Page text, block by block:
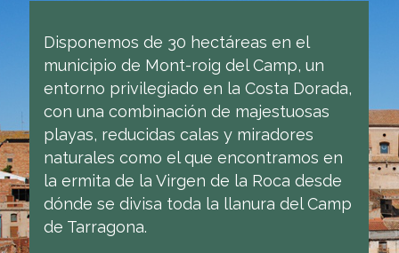
Disponemos de 30 hectáreas en el
municipio de Mont-roig del Camp, un
entorno privilegiado en la Costa Dorada,
con una combinación de majestuosas
playas, reducidas calas y miradores
naturales como el que encontramos en
la ermita de la Virgen de la Roca desde
dónde se divisa toda la llanura del Camp
de Tarragona.